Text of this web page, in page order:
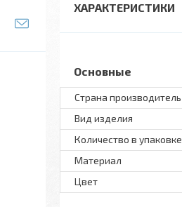
ХАРАКТЕРИСТИКИ
Основные
Страна производитель
Вид изделия
Количество в упаковке
Материал
Цвет